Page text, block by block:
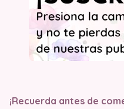
¡Recuerda antes de